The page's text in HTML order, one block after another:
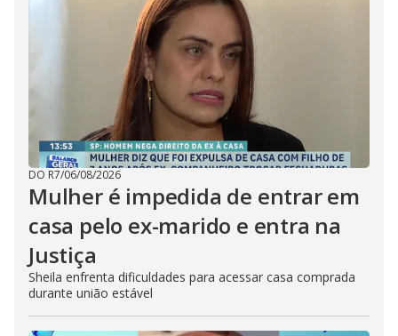
DO R7/06/08/2026
Mulher é impedida de entrar em
casa pelo ex-marido e entra na
Justiça
Sheila enfrenta dificuldades para acessar casa comprada
durante união estável